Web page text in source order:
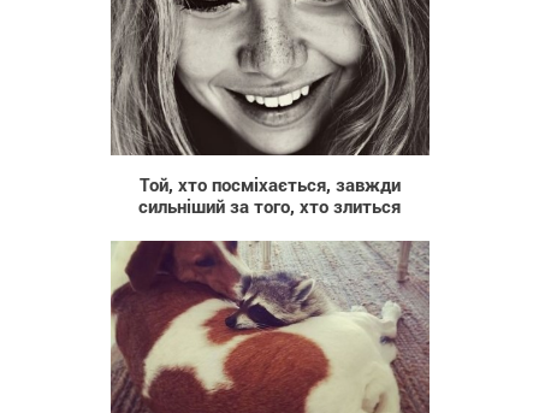
12 806
Той, хто посміхається, завжди
сильніший за того, хто злиться
742